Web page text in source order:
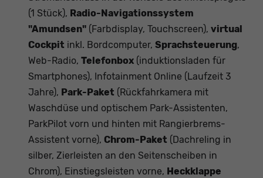
(1 Stück), Radio-Navigationssystem
"Amundsen" (Farbdisplay, Touchscreen), virtual
Cockpit inkl. Bordcomputer, Sprachsteuerung,
Web-Radio, Telefonbox (induktionsladen für
Smartphones), Infotainment Online (Laufzeit 3
Jahre), Park-Paket (Rückfahrkamera mit
Waschdüse und optischem Park-Assistenten,
ParkPilot vorn und hinten mit Rangierbrems-
Assistent vorne), Chrom-Paket (Dachreling in
silber, Zierleisten an den Seitenscheiben in
Chrom), Einstiegsleisten vorne, Heckklappe